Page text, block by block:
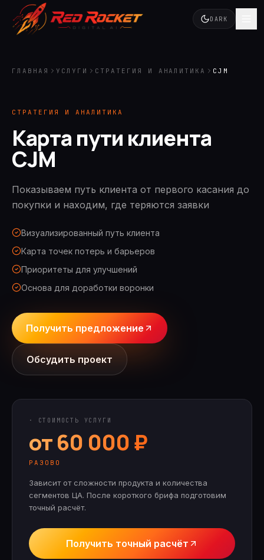
DARK
ГЛАВНАЯ УСЛУГИ СТРАТЕГИЯ И АНАЛИТИКА CJM
СТРАТЕГИЯ И АНАЛИТИКА
Карта пути клиента
CJM
Показываем путь клиента от первого касания до
покупки и находим, где теряются заявки
Визуализированный путь клиента
Карта точек потерь и барьеров
Приоритеты для улучшений
Основа для доработки воронки
Получить предложение
Обсудить проект
· СТОИМОСТЬ УСЛУГИ
от 60 000 ₽
РАЗОВО
Зависит от сложности продукта и количества
сегментов ЦА. После короткого брифа подготовим
точный расчёт.
Получить точный расчёт